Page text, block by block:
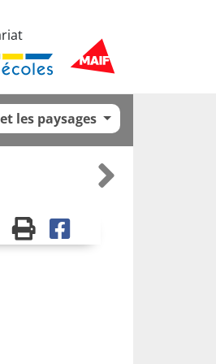
les paysages